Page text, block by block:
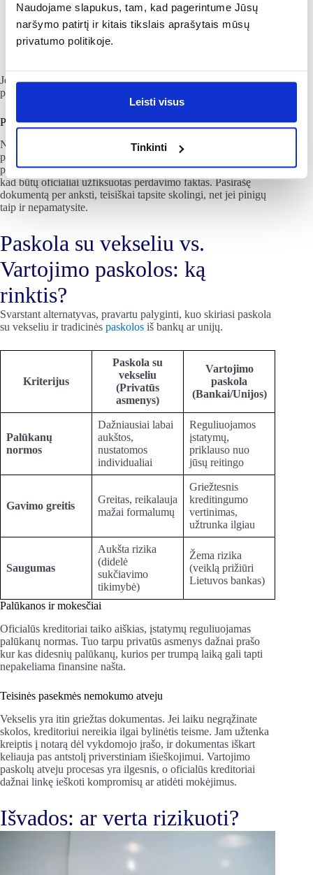
Naudojame slapukus, tam, kad pagerintume Jūsų
naršymo patirtį ir kitais tikslais aprašytais mūsų
privatumo politikoje.
Leisti visus
Tinkinti
Besąlygiškas įsipareigojimas sumokėti nurodytą sumą;
Mokėjimo terminas ir vieta;
Kreditoriaus vardas, pavardė (ar pavadinimas);
Jūsų parašas.
Jei trūksta bent vieno iš šių elementų, dokumentas gali būti
pripažintas negaliojančiu.
Pinigų perdavimo faktas
Niekada nepasirašykite jokių dokumentų, kol realiai negavote
pinigų į savo banko sąskaitą ar tiesiai į rankas. Jei pinigai
perduodami grynaisiais, tai geriausia daryti notaro akivaizdoje,
kad būtų oficialiai užfiksuotas perdavimo faktas. Pasirašę
dokumentą per anksti, teisiškai tapsite skolingi, net jei pinigų
taip ir nepamatysite.
Paskola su vekseliu vs.
Vartojimo paskolos: ką
rinktis?
Svarstant alternatyvas, pravartu palyginti, kuo skiriasi paskola
su vekseliu ir tradicinės paskolos iš bankų ar unijų.
Kriterijus
Paskola su
vekseliu
(Privatūs
asmenys)
Vartojimo
paskola
(Bankai/Unijos)
Palūkanų
normos
Dažniausiai labai
aukštos,
nustatomos
individualiai
Reguliuojamos
įstatymų,
priklauso nuo
jūsų reitingo
Gavimo greitis
Greitas, reikalauja
mažai formalumų
Griežtesnis
kreditingumo
vertinimas,
užtrunka ilgiau
Saugumas
Aukšta rizika
(didelė
sukčiavimo
tikimybė)
Žema rizika
(veiklą prižiūri
Lietuvos bankas)
Palūkanos ir mokesčiai
Oficialūs kreditoriai taiko aiškias, įstatymų reguliuojamas
palūkanų normas. Tuo tarpu privatūs asmenys dažnai prašo
kur kas didesnių palūkanų, kurios per trumpą laiką gali tapti
nepakeliama finansine našta.
Teisinės pasekmės nemokumo atveju
Vekselis yra itin griežtas dokumentas. Jei laiku negrąžinate
skolos, kreditoriui nereikia ilgai bylinėtis teisme. Jam užtenka
kreiptis į notarą dėl vykdomojo įrašo, ir dokumentas iškart
keliauja pas antstolį priverstiniam išieškojimui. Vartojimo
paskolų atveju procesas yra ilgesnis, o oficialūs kreditoriai
dažnai linkę ieškoti kompromisų ar atidėti mokėjimus.
Išvados: ar verta rizikuoti?